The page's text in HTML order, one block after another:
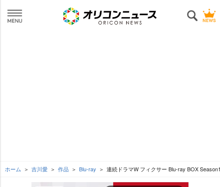
ホーム 吉川愛 作品 Blu-ray 連続ドラマW フィクサー Blu-ray BOX